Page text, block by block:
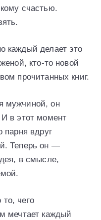
счастью.
каждый делает это
кто-то новой
прочитанных книг.
мужчиной, он
в этот момент
парня вдруг
Теперь он —
в смысле,
чего
мечтает каждый